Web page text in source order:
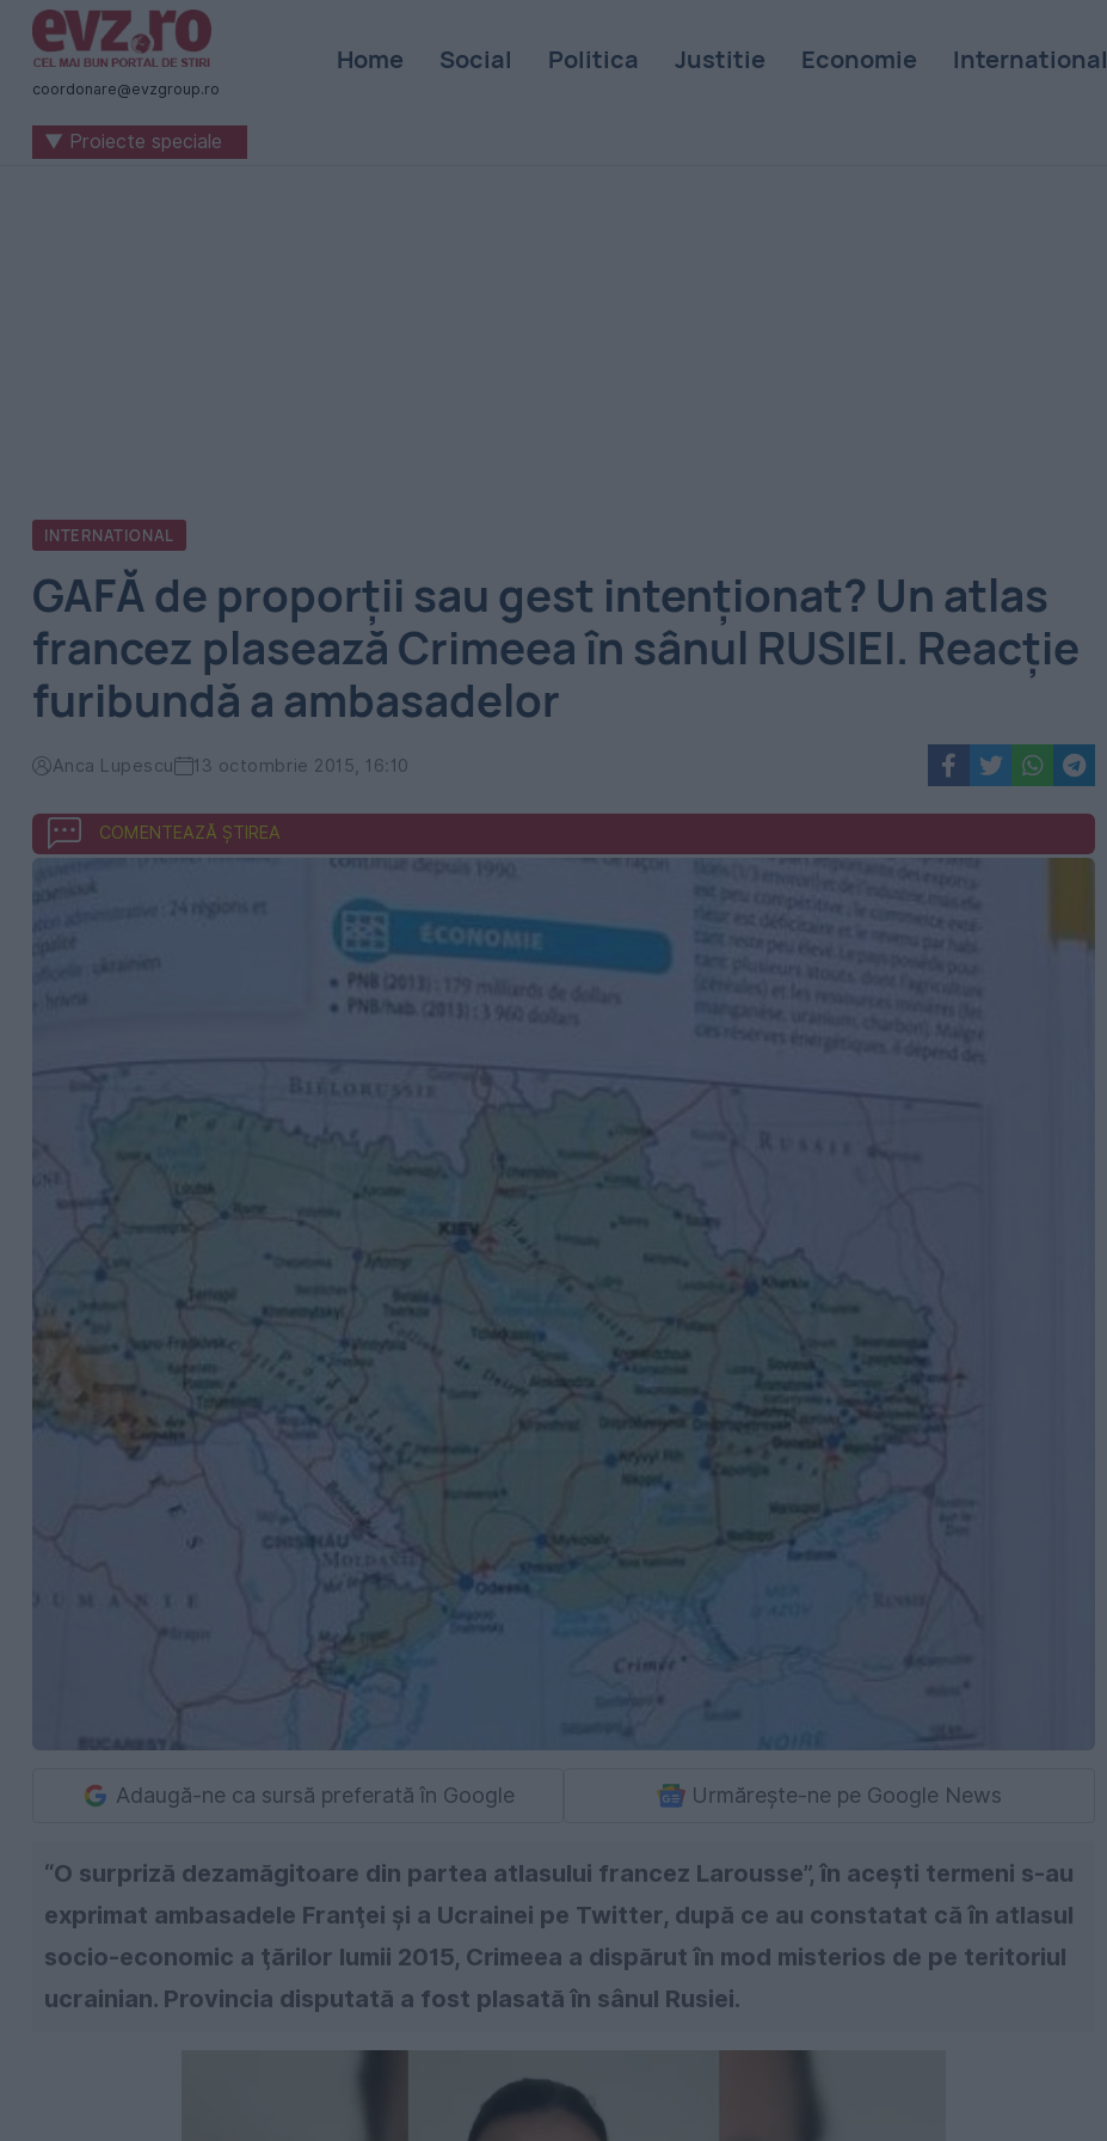
Știri
naționale
internaționale
coordonare@evzgroup.ro
Home Social Politica Justitie Economie International
▼ Proiecte speciale
INTERNATIONAL
GAFĂ de proporţii sau gest intenţionat? Un atlas
francez plasează Crimeea în sânul RUSIEI. Reacţie
furibundă a ambasadelor
Anca Lupescu 13 octombrie 2015, 16:10
COMENTEAZĂ ȘTIREA
Adaugă-ne ca sursă preferată în Google Urmărește-ne pe Google News
“O surpriză dezamăgitoare din partea atlasului francez Larousse”, în aceşti termeni s-au
exprimat ambasadele Franţei şi a Ucrainei pe Twitter, după ce au constatat că în atlasul
socio-economic a ţărilor lumii 2015, Crimeea a dispărut în mod misterios de pe teritoriul
ucrainian. Provincia disputată a fost plasată în sânul Rusiei.